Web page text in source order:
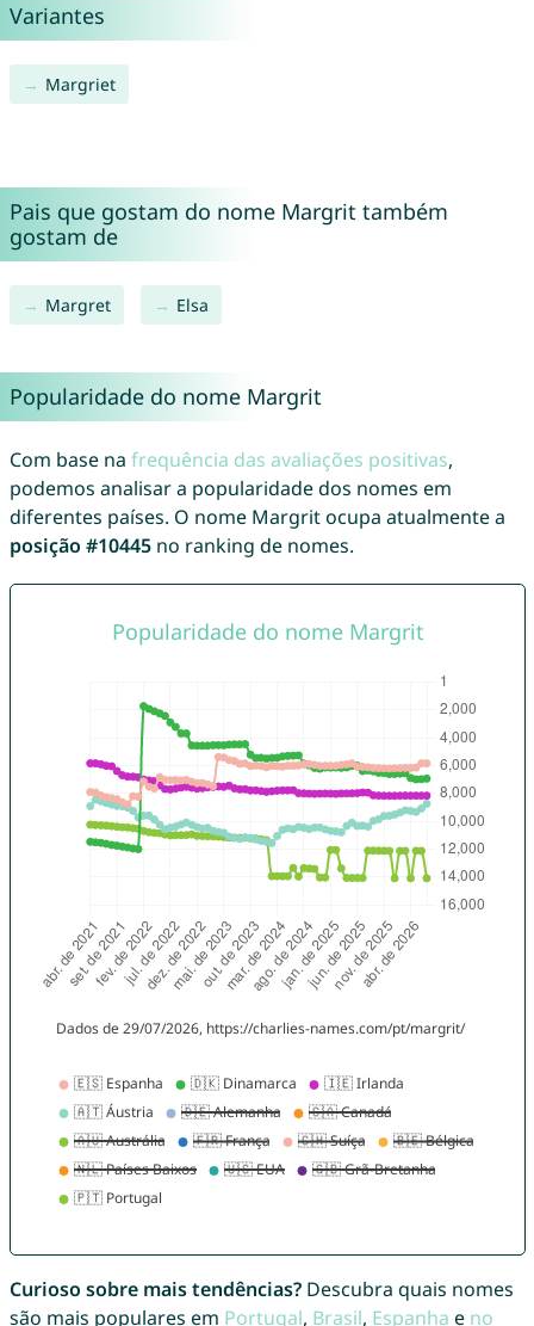
Variantes
Margriet
Pais que gostam do nome Margrit também
gostam de
Margret Elsa
Popularidade do nome Margrit
Com base na frequência das avaliações positivas,
podemos analisar a popularidade dos nomes em
diferentes países. O nome Margrit ocupa atualmente a
posição #10445no ranking de nomes.
Curioso sobre mais tendências?Descubra quais nomes
são mais populares em Portugal, Brasil, Espanha e no